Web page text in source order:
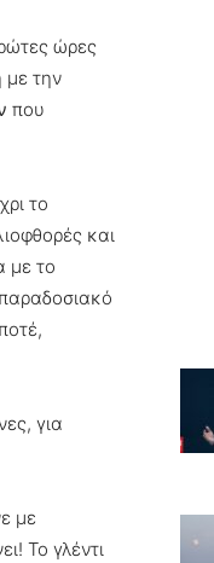
ώρες
με την
που
το
και
με το
για
με
Το γλέντι